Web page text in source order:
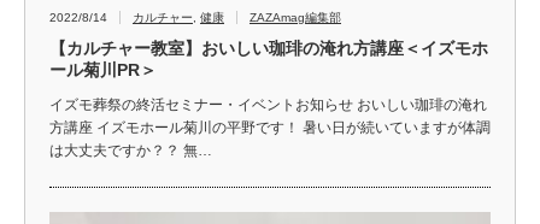
2022/8/14 カルチャー 健康 ZAZAmag編集部
【カルチャー教室】おいしい珈琲の淹れ方講座＜イズモホ
ール菊川PR＞
イズモ葬祭の終活セミナー・イベントお知らせ おいしい珈琲の淹れ
方講座 イズモホール菊川の平野です！ 暑い日が続いていますが体調
は大丈夫ですか？？ 無…